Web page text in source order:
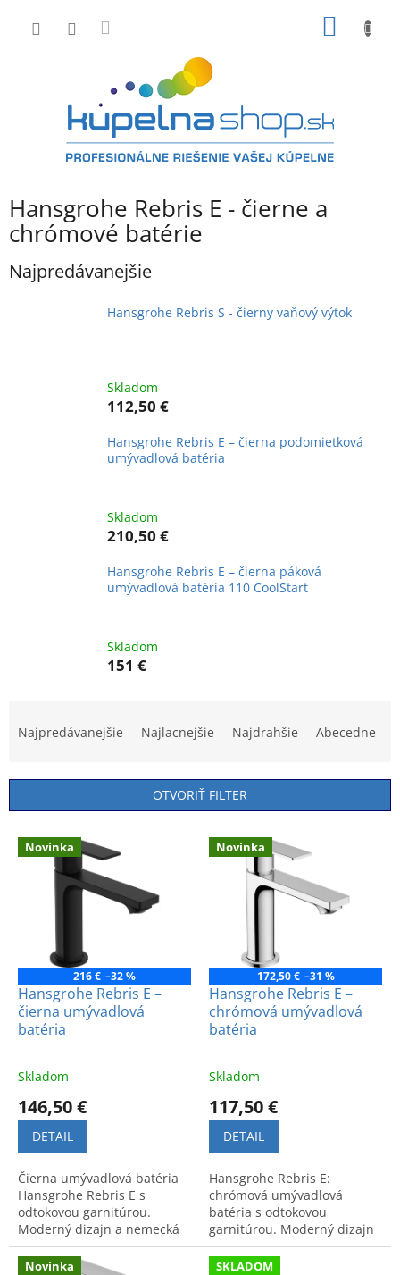
Hansgrohe Rebris E - čierne a
chrómové batérie
Najpredávanejšie
Hansgrohe Rebris S - čierny vaňový výtok
Skladom
112,50 €
Hansgrohe Rebris E – čierna podomietková
umývadlová batéria
Skladom
210,50 €
Hansgrohe Rebris E – čierna páková
umývadlová batéria 110 CoolStart
Skladom
151 €
n
i
o
Najpredávanejšie Najlacnejšie Najdrahšie Abecedne
OTVORIŤ FILTER
V
o
o
Novinka
216 € –32 %
Hansgrohe Rebris E –
čierna umývadlová
batéria
Skladom
146,50 €
DETAIL
Čierna umývadlová batéria
Hansgrohe Rebris E s
odtokovou garnitúrou.
Moderný dizajn a nemecká
kvalita pre štýlový a funkčný
interiér.
Novinka
172,50 € –31 %
Hansgrohe Rebris E –
chrómová umývadlová
batéria
Skladom
117,50 €
DETAIL
Hansgrohe Rebris E:
chrómová umývadlová
batéria s odtokovou
garnitúrou. Moderný dizajn
a vysoká kvalita spracovania.
Novinka SKLADOM